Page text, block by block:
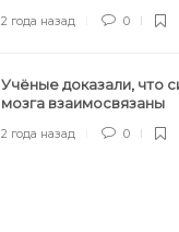
2 года назад 0
Учёные доказали, что
мозга взаимосвязаны
2 года назад 0